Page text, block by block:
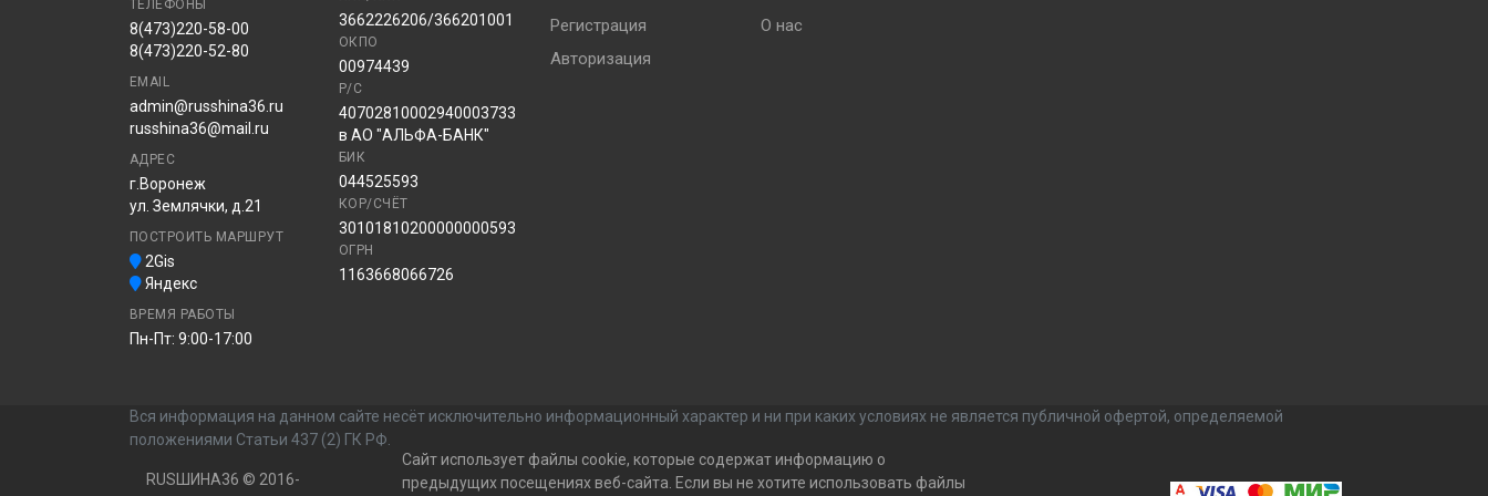
ТЕЛЕФОНЫ
8(473)220-58-00
8(473)220-52-80
EMAIL
admin@russhina36.ru
russhina36@mail.ru
АДРЕС
г.Воронеж
ул. Землячки, д.21
ПОСТРОИТЬ МАРШРУТ
2Gis
Яндекс
ВРЕМЯ РАБОТЫ
Пн-Пт: 9:00-17:00
3662226206/366201001
ОКПО
00974439
Р/С
40702810002940003733
в АО "АЛЬФА-БАНК"
БИК
044525593
КОР/СЧЁТ
30101810200000000593
ОГРН
1163668066726
Регистрация
Авторизация
О нас
Вся информация на данном сайте несёт исключительно информационный характер и ни при каких условиях не является публичной офертой, определяемой
положениями Статьи 437 (2) ГК РФ.
RUSШИНА36 © 2016-
Сайт использует файлы cookie, которые содержат информацию о
предыдущих посещениях веб-сайта. Если вы не хотите использовать файлы